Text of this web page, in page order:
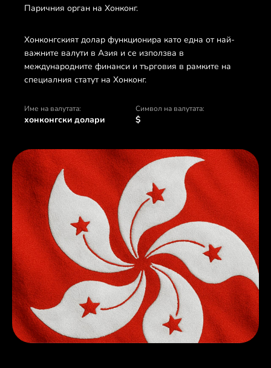
Паричния орган на Хонконг.
Хонконгският долар функционира като една от най-
важните валути в Азия и се използва в
международните финанси и търговия в рамките на
специалния статут на Хонконг.
Име на валутата:
хонконгски долари
Символ на валутата:
$